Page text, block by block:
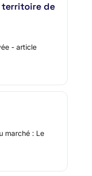
territoire de
- article
marché : Le